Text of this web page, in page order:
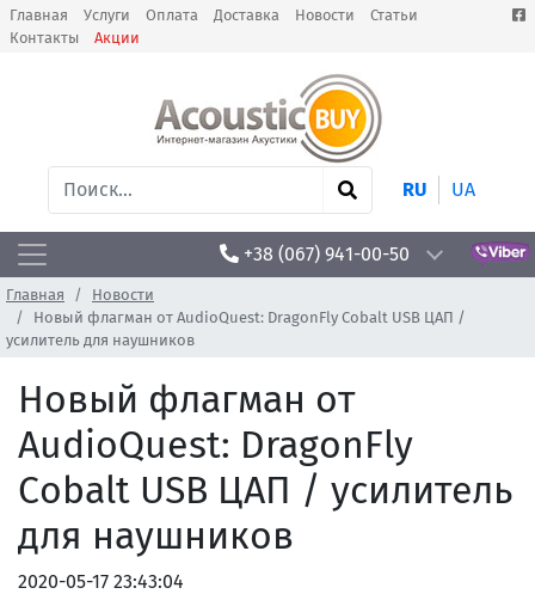
Главная Услуги Оплата Доставка Новости
Статьи
Контакты
Акции
RU UA
+38 (067) 941-00-50
Главная
Новости
Новый флагман от AudioQuest: DragonFly Cobalt USB ЦАП /
усилитель для наушников
Новый флагман от
AudioQuest: DragonFly
Cobalt USB ЦАП / усилитель
для наушников
2020-05-17 23:43:04